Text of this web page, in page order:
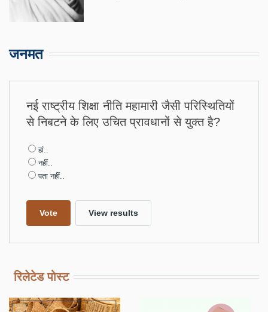
जनमत
नई राष्ट्रीय शिक्षा नीति महामारी जैसी परिस्थितियों
से निबटने के लिए उचित प्रावधानों से युक्त है?
Choices
हां..
नहीं..
पता नहीं..
रिलेटेड पोस्ट